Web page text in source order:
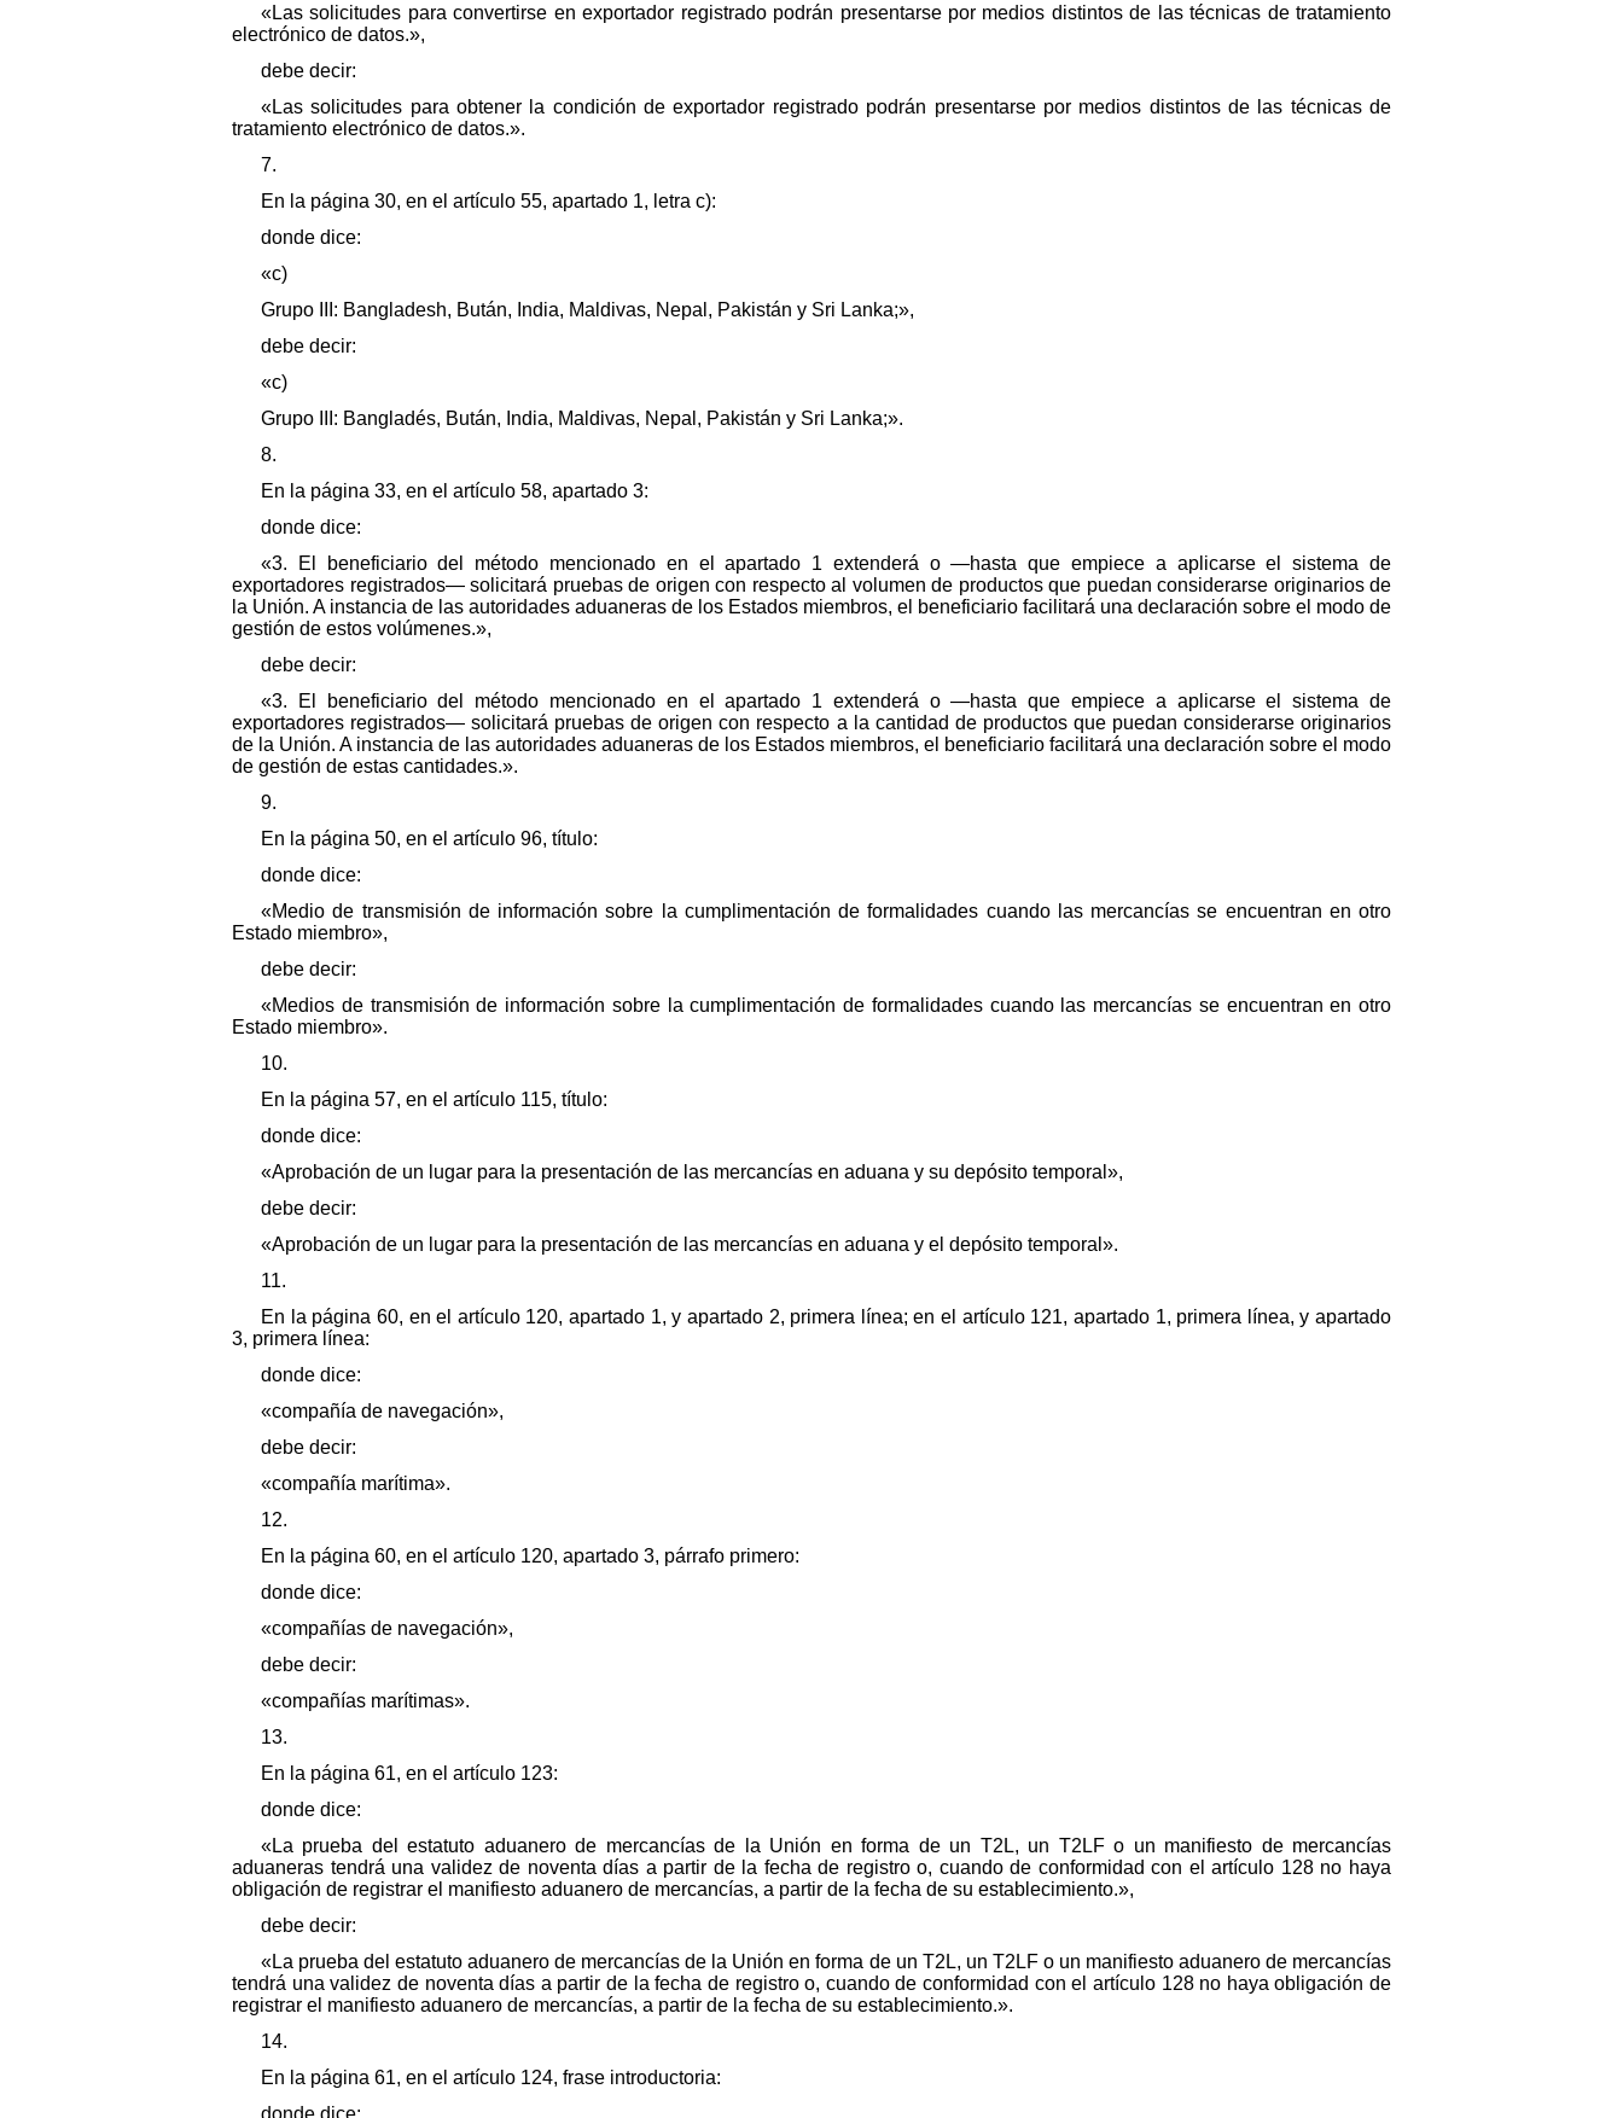
«Las solicitudes para convertirse en exportador registrado podrán presentarse por medios distintos de las técnicas de tratamiento
electrónico de datos.»,
debe decir:
«Las solicitudes para obtener la condición de exportador registrado podrán presentarse por medios distintos de las técnicas de
tratamiento electrónico de datos.».
7.
En la página 30, en el artículo 55, apartado 1, letra c):
donde dice:
«c)
Grupo III: Bangladesh, Bután, India, Maldivas, Nepal, Pakistán y Sri Lanka;»,
debe decir:
«c)
Grupo III: Bangladés, Bután, India, Maldivas, Nepal, Pakistán y Sri Lanka;».
8.
En la página 33, en el artículo 58, apartado 3:
donde dice:
«3. El beneficiario del método mencionado en el apartado 1 extenderá o —hasta que empiece a aplicarse el sistema de
exportadores registrados— solicitará pruebas de origen con respecto al volumen de productos que puedan considerarse originarios de
la Unión. A instancia de las autoridades aduaneras de los Estados miembros, el beneficiario facilitará una declaración sobre el modo de
gestión de estos volúmenes.»,
debe decir:
«3. El beneficiario del método mencionado en el apartado 1 extenderá o —hasta que empiece a aplicarse el sistema de
exportadores registrados— solicitará pruebas de origen con respecto a la cantidad de productos que puedan considerarse originarios
de la Unión. A instancia de las autoridades aduaneras de los Estados miembros, el beneficiario facilitará una declaración sobre el modo
de gestión de estas cantidades.».
9.
En la página 50, en el artículo 96, título:
donde dice:
«Medio de transmisión de información sobre la cumplimentación de formalidades cuando las mercancías se encuentran en otro
Estado miembro»,
debe decir:
«Medios de transmisión de información sobre la cumplimentación de formalidades cuando las mercancías se encuentran en otro
Estado miembro».
10.
En la página 57, en el artículo 115, título:
donde dice:
«Aprobación de un lugar para la presentación de las mercancías en aduana y su depósito temporal»,
debe decir:
«Aprobación de un lugar para la presentación de las mercancías en aduana y el depósito temporal».
11.
En la página 60, en el artículo 120, apartado 1, y apartado 2, primera línea; en el artículo 121, apartado 1, primera línea, y apartado
3, primera línea:
donde dice:
«compañía de navegación»,
debe decir:
«compañía marítima».
12.
En la página 60, en el artículo 120, apartado 3, párrafo primero:
donde dice:
«compañías de navegación»,
debe decir:
«compañías marítimas».
13.
En la página 61, en el artículo 123:
donde dice:
«La prueba del estatuto aduanero de mercancías de la Unión en forma de un T2L, un T2LF o un manifiesto de mercancías
aduaneras tendrá una validez de noventa días a partir de la fecha de registro o, cuando de conformidad con el artículo 128 no haya
obligación de registrar el manifiesto aduanero de mercancías, a partir de la fecha de su establecimiento.»,
debe decir:
«La prueba del estatuto aduanero de mercancías de la Unión en forma de un T2L, un T2LF o un manifiesto aduanero de mercancías
tendrá una validez de noventa días a partir de la fecha de registro o, cuando de conformidad con el artículo 128 no haya obligación de
registrar el manifiesto aduanero de mercancías, a partir de la fecha de su establecimiento.».
14.
En la página 61, en el artículo 124, frase introductoria:
donde dice: